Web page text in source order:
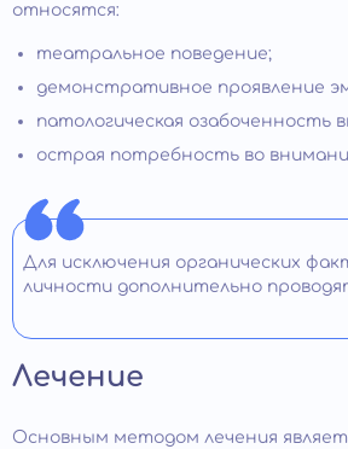
относятся:
театральное поведение;
демонстративное проявление
патологическая озабоченность
острая потребность во
Для исключения органических
личности дополнительно
Лечение
Основным методом лечения